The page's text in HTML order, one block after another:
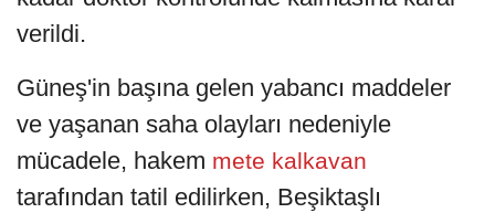
verildi.
Güneş'in başına gelen yabancı maddeler
ve yaşanan saha olayları nedeniyle
mücadele, hakem mete kalkavan
tarafından tatil edilirken, Beşiktaşlı